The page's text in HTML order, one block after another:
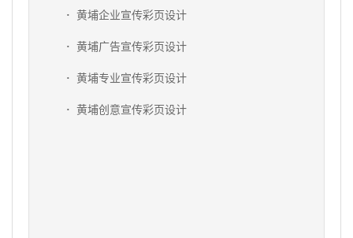
· 黄埔企业宣传彩页设计
· 黄埔广告宣传彩页设计
· 黄埔专业宣传彩页设计
· 黄埔创意宣传彩页设计